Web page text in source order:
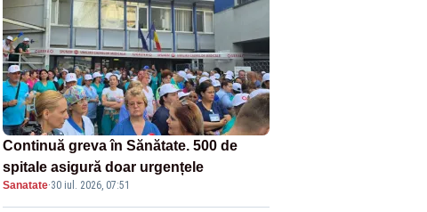
Continuă greva în Sănătate. 500 de
spitale asigură doar urgențele
Sanatate·30 iul. 2026, 07:51